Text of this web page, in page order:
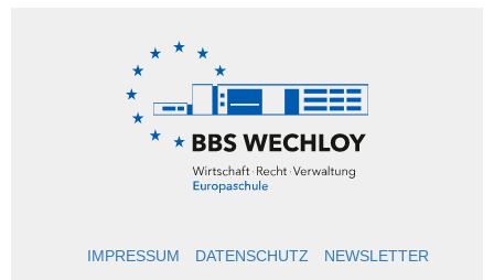
IMPRESSUM DATENSCHUTZ NEWSLETTER